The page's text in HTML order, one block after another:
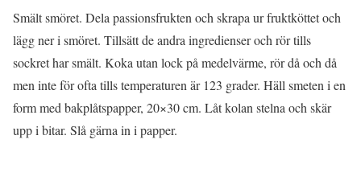
Smält smöret. Dela passionsfrukten och skrapa ur fruktköttet och
lägg ner i smöret. Tillsätt de andra ingredienser och rör tills
sockret har smält. Koka utan lock på medelvärme, rör då och då
men inte för ofta tills temperaturen är 123 grader. Häll smeten i en
form med bakplåtspapper, 20×30 cm. Låt kolan stelna och skär
upp i bitar. Slå gärna in i papper.